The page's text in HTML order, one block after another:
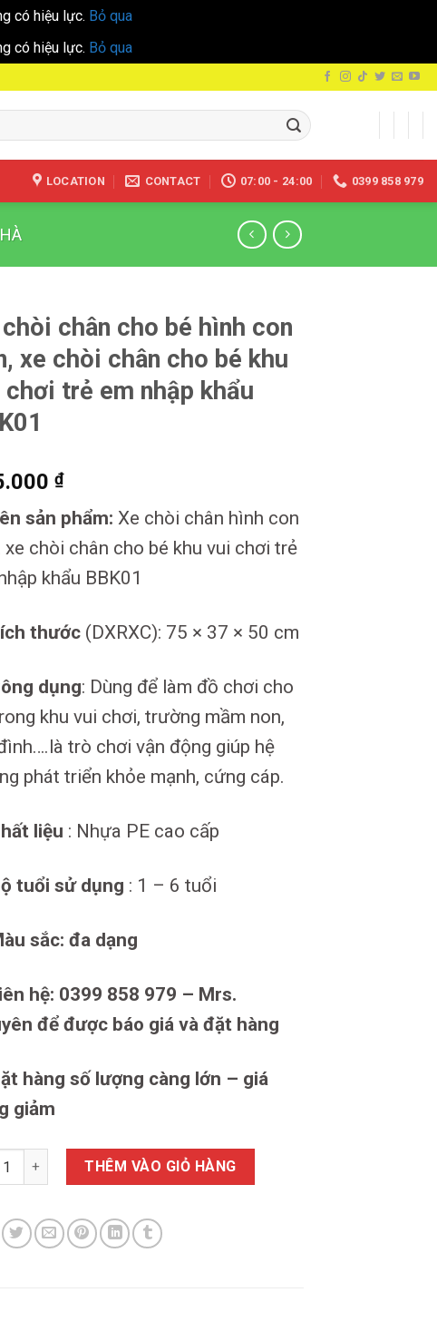
có hiệu lực. Bỏ qua
có hiệu lực. Bỏ qua
LOCATION CONTACT 07:00 - 24:00 0399 858 979
chân cho bé hình con
xe chòi chân cho bé khu
chơi trẻ em nhập khẩu
₫
sản phẩm: Xe chòi chân hình con
xe chòi chân cho bé khu vui chơi trẻ
khẩu BBK01
thước (DXRXC): 75 × 37 × 50 cm
dụng: Dùng để làm đồ chơi cho
khu vui chơi, trường mầm non,
trò chơi vận động giúp hệ
phát triển khỏe mạnh, cứng cáp.
liệu : Nhựa PE cao cấp
tuổi sử dụng : 1 – 6 tuổi
sắc: đa dạng
hệ: 0399 858 979 – Mrs.
để được báo giá và đặt hàng
hàng số lượng càng lớn – giá
giảm
chân cho bé hình con cún, xe chòi chân cho bé khu vui chơi trẻ
THÊM VÀO GIỎ HÀNG